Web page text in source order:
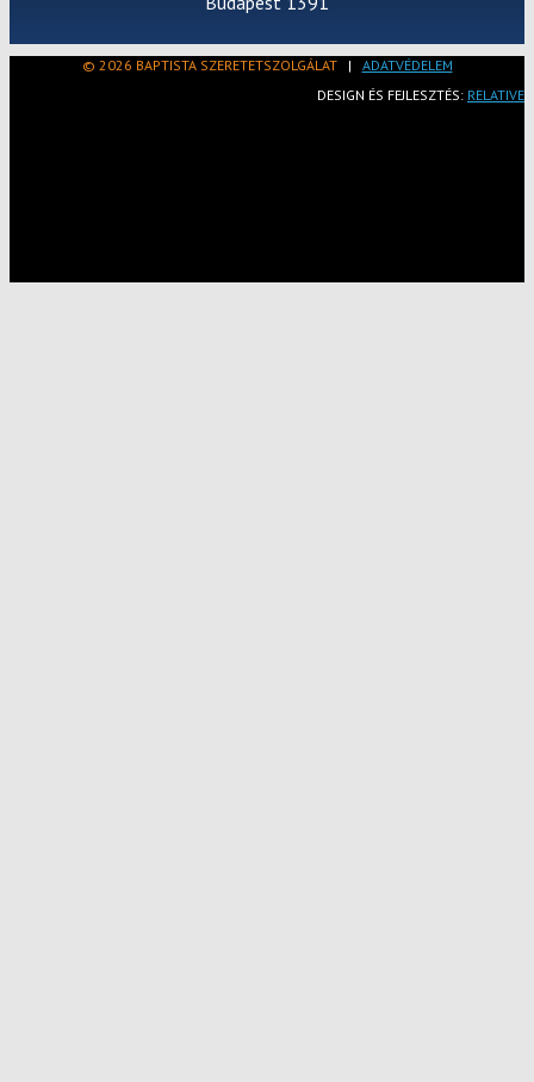
© 2026 BAPTISTA SZERETETSZOLGÁLAT| ADATVÉDELEM
DESIGN ÉS FEJLESZTÉS: RELATIVE